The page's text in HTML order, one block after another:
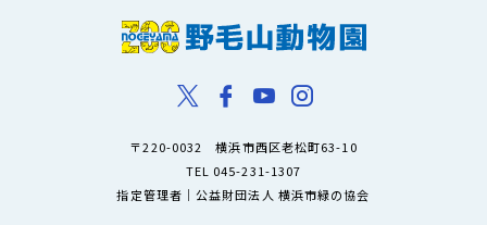
〒220-0032 横浜市西区老松町63-10
TEL 045-231-1307
指定管理者｜公益財団法人 横浜市緑の協会